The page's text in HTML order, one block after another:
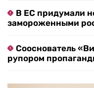
В ЕС придумали
замороженными
Сооснователь
рупором